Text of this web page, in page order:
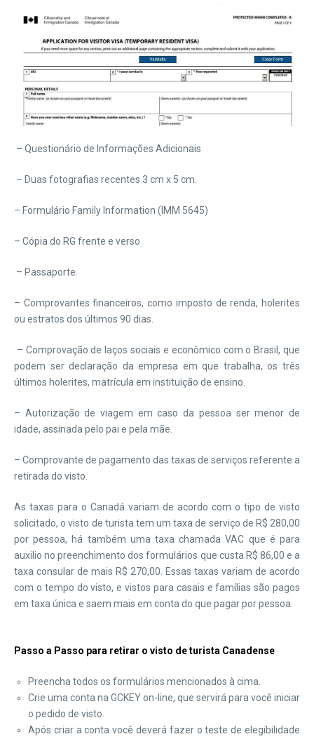
– Questionário de Informações Adicionais
– Duas fotografias recentes 3 cm x 5 cm.
– Formulário Family Information (IMM 5645)
– Cópia do RG frente e verso
– Passaporte.
– Comprovantes financeiros, como imposto de renda, holerites
ou estratos dos últimos 90 dias.
– Comprovação de laços sociais e econômico com o Brasil, que
podem ser declaração da empresa em que trabalha, os três
últimos holerites, matrícula em instituição de ensino.
– Autorização de viagem em caso da pessoa ser menor de
idade, assinada pelo pai e pela mãe.
– Comprovante de pagamento das taxas de serviços referente a
retirada do visto.
As taxas para o Canadá variam de acordo com o tipo de visto
solicitado, o visto de turista tem um taxa de serviço de R$ 280,00
por pessoa, há também uma taxa chamada VAC que é para
auxilio no preenchimento dos formulários que custa R$ 86,00 e a
taxa consular de mais R$ 270,00. Essas taxas variam de acordo
com o tempo do visto, e vistos para casais e famílias são pagos
em taxa única e saem mais em conta do que pagar por pessoa.
Passo a Passo para retirar o visto de turista Canadense
Preencha todos os formulários mencionados à cima.
Crie uma conta na GCKEY on-line, que servirá para você iniciar
o pedido de visto.
Após criar a conta você deverá fazer o teste de elegibilidade